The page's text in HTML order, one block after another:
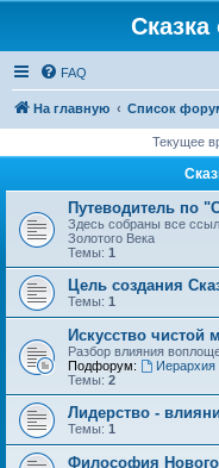
FAQ
На главную Список
Текущее
Путеводитель по
Здесь собраны все
Золотого Века
Темы: 1
Цель создания
Темы: 1
Искусство чистой
Разбор влияния
Подфорум:
Иерархия
Темы: 2
Лидерство -
Темы: 1
Философия